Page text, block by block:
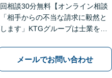
相談30分無料【オンライン相談
相手からの不当な請求に毅然と
ます」KTGグループは士業を中
応で迅速な解決を目指します。ま
お気軽にご相談ください【カード
分割払い可】
メールでお問い合わせ